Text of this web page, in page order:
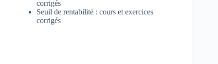
corrigés
Seuil de rentabilité : cours et exercices
corrigés